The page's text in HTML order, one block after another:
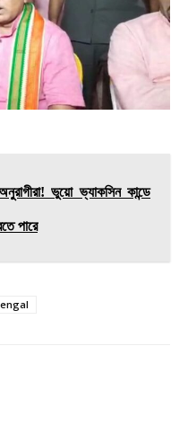
ভুয়ো ভ্যাকসিন কান্ডে
পারে